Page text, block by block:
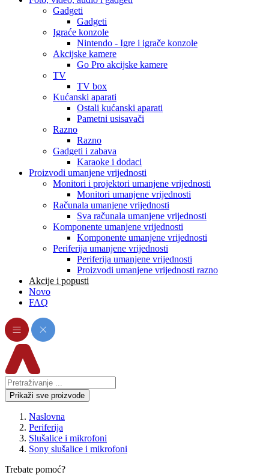
Gadgeti
Gadgeti
Igraće konzole
Nintendo - Igre i igrače konzole
Akcijske kamere
Go Pro akcijske kamere
TV
TV box
Kućanski aparati
Ostali kućanski aparati
Pametni usisavači
Razno
Razno
Gadgeti i zabava
Karaoke i dodaci
Proizvodi umanjene vrijednosti
Monitori i projektori umanjene vrijednosti
Monitori umanjene vrijednosti
Računala umanjene vrijednosti
Sva računala umanjene vrijednosti
Komponente umanjene vrijednosti
Komponente umanjene vrijednosti
Periferija umanjene vrijednosti
Periferija umanjene vrijednosti
Proizvodi umanjene vrijednosti razno
Akcije i popusti
Novo
FAQ
Prikaži sve proizvode
Naslovna
Periferija
Slušalice i mikrofoni
Sony slušalice i mikrofoni
Trebate pomoć?